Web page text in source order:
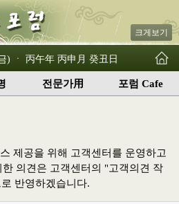
크게보기
) ㆍ 丙午年 丙申月 癸丑日
전문가用 포럼 Cafe
제공을 위해 고객센터를 운영하고
의견은 고객센터의 "고객의견 작
반영하겠습니다.